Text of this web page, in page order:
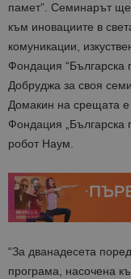
памет”. Семинарът
към иновациите в
комуникации,
Фондация “Българска
Добруджа за своя
Домакин на срещата
Фондация „Българска
робот Наум.
“За дванадесета
програма, насочена